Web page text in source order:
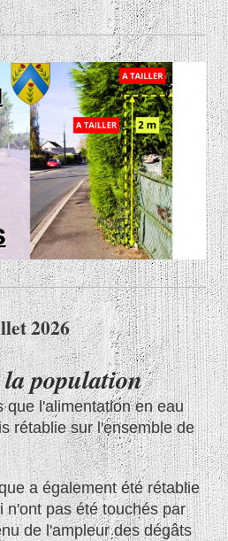
2026
population
que l'alimentation en eau
rétablie sur l'ensemble de
a également été rétablie
n'ont pas été touchés par
de l'ampleur des dégâts